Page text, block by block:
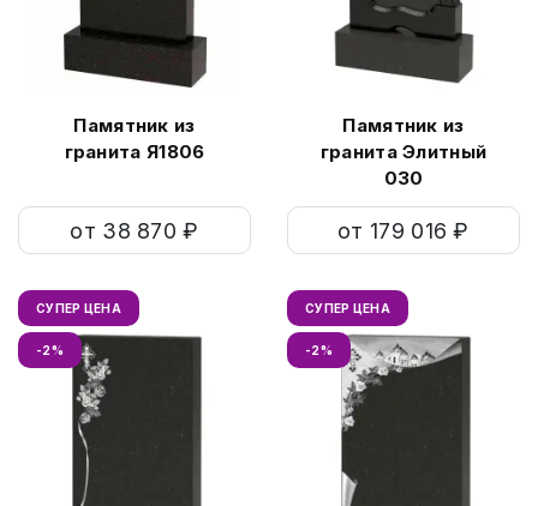
Памятник из
гранита Я1806
от 38 870 ₽
Памятник из
гранита Элитный
030
от 179 016 ₽
СУПЕР ЦЕНА
-2%
СУПЕР ЦЕНА
-2%